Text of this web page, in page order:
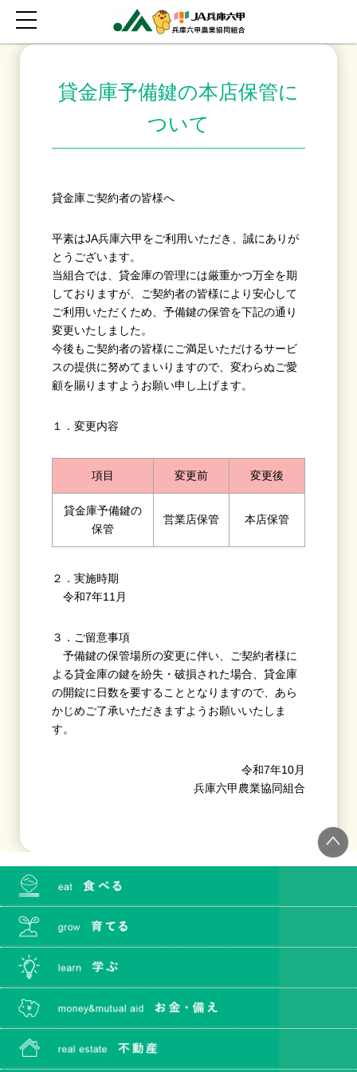
貸金庫予備鍵の本店保管に
ついて
貸金庫ご契約者の皆様へ
平素はJA兵庫六甲をご利用いただき、誠にありが
とうございます。
当組合では、貸金庫の管理には厳重かつ万全を期
しておりますが、ご契約者の皆様により安心して
ご利用いただくため、予備鍵の保管を下記の通り
変更いたしました。
今後もご契約者の皆様にご満足いただけるサービ
スの提供に努めてまいりますので、変わらぬご愛
顧を賜りますようお願い申し上げます。
１．変更内容
項目 変更前 変更後
貸金庫予備鍵の
保管
営業店保管 本店保管
２．実施時期
令和7年11月
３．ご留意事項
予備鍵の保管場所の変更に伴い、ご契約者様に
よる貸金庫の鍵を紛失・破損された場合、貸金庫
の開錠に日数を要することとなりますので、あら
かじめご了承いただきますようお願いいたしま
す。
令和7年10月
兵庫六甲農業協同組合